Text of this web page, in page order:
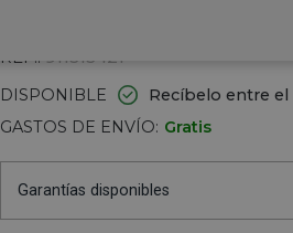
REF.: 911313421
DISPONIBLE Recíbelo entre el
GASTOS DE ENVÍO: Gratis
Garantías disponibles